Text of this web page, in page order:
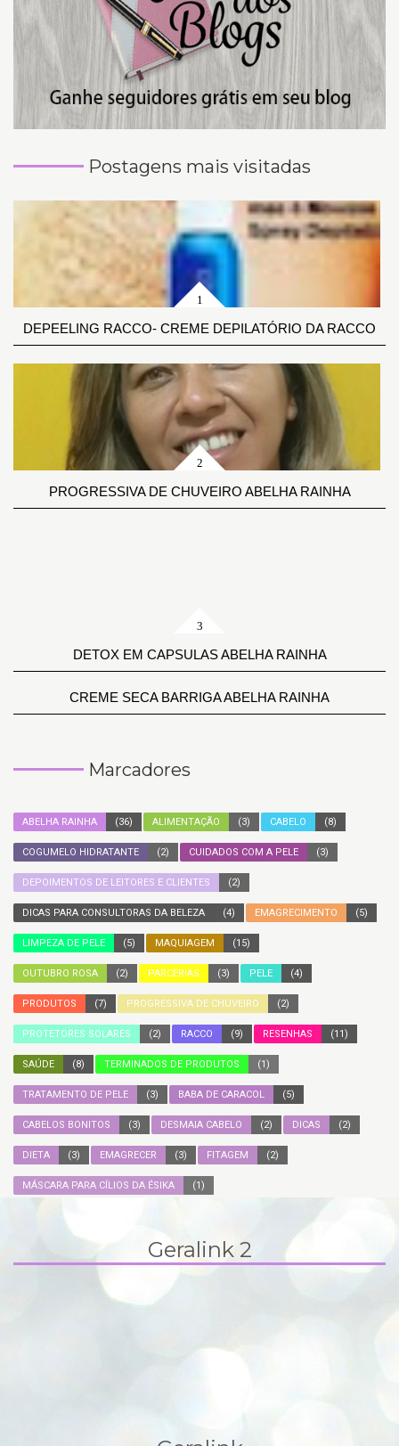
Postagens mais visitadas
DEPEELING RACCO- CREME DEPILATÓRIO DA RACCO
PROGRESSIVA DE CHUVEIRO ABELHA RAINHA
DETOX EM CAPSULAS ABELHA RAINHA
CREME SECA BARRIGA ABELHA RAINHA
Marcadores
ABELHA RAINHA (36) ALIMENTAÇÃO (3) CABELO (8)
COGUMELO HIDRATANTE (2) CUIDADOS COM A PELE (3)
DEPOIMENTOS DE LEITORES E CLIENTES (2)
DICAS PARA CONSULTORAS DA BELEZA (4) EMAGRECIMENTO (5)
LIMPEZA DE PELE (5) MAQUIAGEM (15)
OUTUBRO ROSA (2) PARCERIAS (3) PELE (4)
PRODUTOS (7) PROGRESSIVA DE CHUVEIRO (2)
PROTETORES SOLARES (2) RACCO (9) RESENHAS (11)
SAÚDE (8) TERMINADOS DE PRODUTOS (1)
TRATAMENTO DE PELE (3) BABA DE CARACOL (5)
CABELOS BONITOS (3) DESMAIA CABELO (2) DICAS (2)
DIETA (3) EMAGRECER (3) FITAGEM (2)
MÁSCARA PARA CÍLIOS DA ÉSIKA (1)
Geralink 2